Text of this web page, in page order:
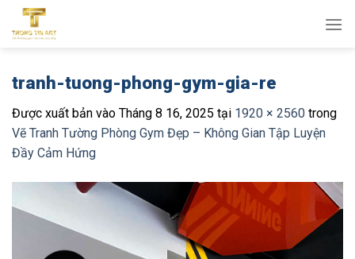
qua
tranh-tuong-phong-gym-gia-re
Được xuất bản vào Tháng 8 16, 2025 tại 1920 × 2560 trong
Vẽ Tranh Tường Phòng Gym Đẹp – Không Gian Tập Luyện
Đầy Cảm Hứng